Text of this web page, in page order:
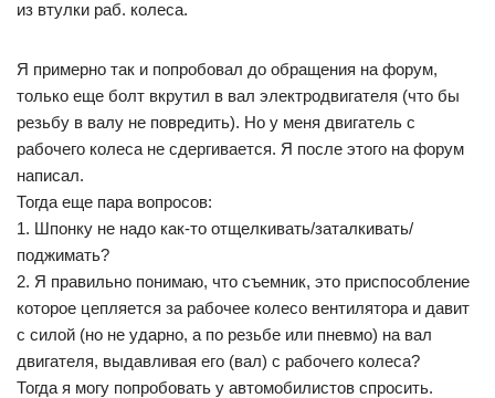
из втулки раб. колеса.
Я примерно так и попробовал до обращения на форум,
только еще болт вкрутил в вал электродвигателя (что бы
резьбу в валу не повредить). Но у меня двигатель с
рабочего колеса не сдергивается. Я после этого на форум
написал.
Тогда еще пара вопросов:
1. Шпонку не надо как-то отщелкивать/заталкивать/
поджимать?
2. Я правильно понимаю, что съемник, это приспособление
которое цепляется за рабочее колесо вентилятора и давит
с силой (но не ударно, а по резьбе или пневмо) на вал
двигателя, выдавливая его (вал) с рабочего колеса?
Тогда я могу попробовать у автомобилистов спросить.